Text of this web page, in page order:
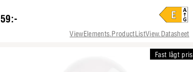
59:-
ViewElements.ProductListView.Datasheet
Fast lågt pris